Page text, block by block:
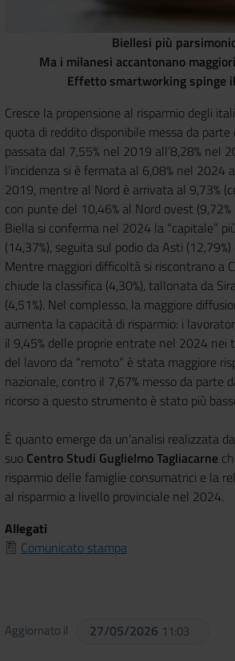
Biellesi più
Ma i milanesi accantonano
Effetto smartworking spinge
Cresce la propensione al risparmio degli
quota di reddito disponibile messa da
passata dal 7,55% nel 2019 all’8,28% nel
l’incidenza si è fermata al 6,08% nel 2024
2019, mentre al Nord è arrivata al 9,73%
con punte del 10,46% al Nord ovest
Biella si conferma nel 2024 la “capitale”
(14,37%), seguita sul podio da Asti (12,79%)
Mentre maggiori difficoltà si riscontrano a
chiude la classifica (4,30%), tallonata da
(4,51%). Nel complesso, la maggiore
aumenta la capacità di risparmio: i
il 9,45% delle proprie entrate nel 2024 nei
del lavoro da “remoto” è stata maggiore
nazionale, contro il 7,67% messo da parte
ricorso a questo strumento è stato più
È quanto emerge da un’analisi realizzata da
suo Centro Studi Guglielmo Tagliacarne
risparmio delle famiglie consumatrici e la
al risparmio a livello provinciale nel 2024.
Allegati
Comunicato stampa
Aggiornato il 27/05/2026 11:03